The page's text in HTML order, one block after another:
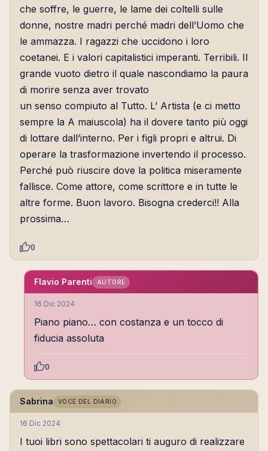
che soffre, le guerre, le lame dei coltelli sulle
donne, nostre madri perché madri dell’Uomo che
le ammazza. I ragazzi che uccidono i loro
coetanei. E i valori capitalistici imperanti. Terribili. Il
grande vuoto dietro il quale nascondiamo la paura
di morire senza aver trovato
un senso compiuto al Tutto. L’ Artista (e ci metto
sempre la A maiuscola) ha il dovere tanto più oggi
di lottare dall’interno. Per i figli propri e altrui. Di
operare la trasformazione invertendo il processo.
Perché può riuscire dove la politica miseramente
fallisce. Come attore, come scrittore e in tutte le
altre forme. Buon lavoro. Bisogna crederci!! Alla
prossima…
0
Flavio Parenti AUTORE
16 Dic 2024
Piano piano… con costanza e un tocco di
fiducia assoluta
0
Sabrina VOCE DEL DIARIO
16 Dic 2024
I tuoi libri sono spettacolari ti auguro di realizzare